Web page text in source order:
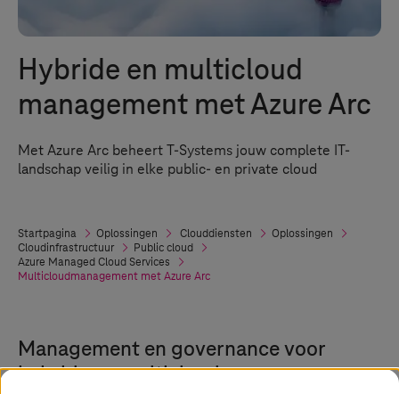
Hybride en multicloud
management met Azure Arc
Met Azure Arc beheert T-Systems jouw complete IT-
landschap veilig in elke public- en private cloud
Startpagina Oplossingen Clouddiensten
Oplossingen
Cloudinfrastructuur
Public cloud
Azure Managed Cloud Services
Multicloudmanagement met Azure Arc
Management en governance voor
hybride en multicloud